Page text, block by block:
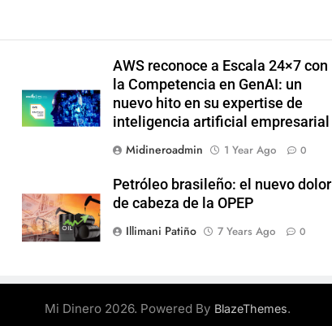
AWS reconoce a Escala 24×7 con
la Competencia en GenAI: un
nuevo hito en su expertise de
inteligencia artificial empresarial
Midineroadmin
1 Year Ago 0
Petróleo brasileño: el nuevo dolor
de cabeza de la OPEP
Illimani Patiño
7 Years Ago 0
Mi Dinero 2026. Powered By BlazeThemes.